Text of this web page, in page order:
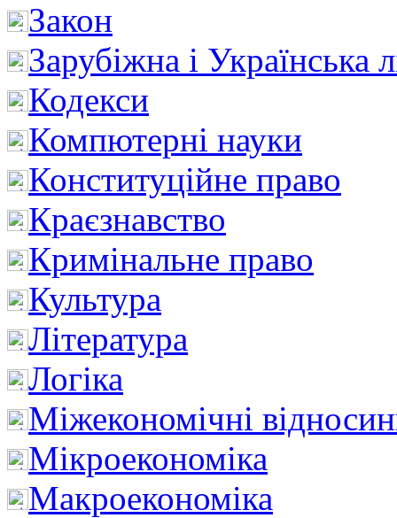
Закон
Зарубіжна і Українська
Кодекси
Компютерні науки
Конституційне право
Краєзнавство
Кримінальне право
Культура
Література
Логіка
Міжекономічні
Мікроекономіка
Макроекономіка